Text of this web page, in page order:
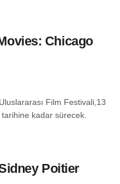
Chicago
Film Festivali,13
kadar sürecek.
Poitier